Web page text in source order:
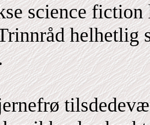
science
helhetlig